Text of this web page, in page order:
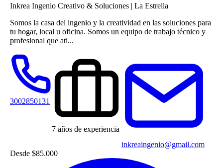
Inkrea Ingenio Creativo & Soluciones | La Estrella
Somos la casa del ingenio y la creatividad en las soluciones para
tu hogar, local u oficina. Somos un equipo de trabajo técnico y
profesional que ati...
3002850131
7 años de experiencia
inkreaingenio@gmail.com
Desde $85.000